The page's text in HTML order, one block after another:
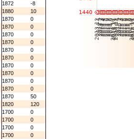
1872
-8
1880
10
1870
0
1870
0
1870
0
1870
0
1870
0
1870
0
1870
0
1870
0
1870
0
1870
0
1870
50
1820
120
1700
0
1700
0
1700
0
1700
0